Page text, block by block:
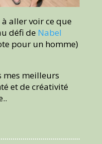
aller voir ce que
défi de Nabel
pour un homme)
mes meilleurs
et de créativité